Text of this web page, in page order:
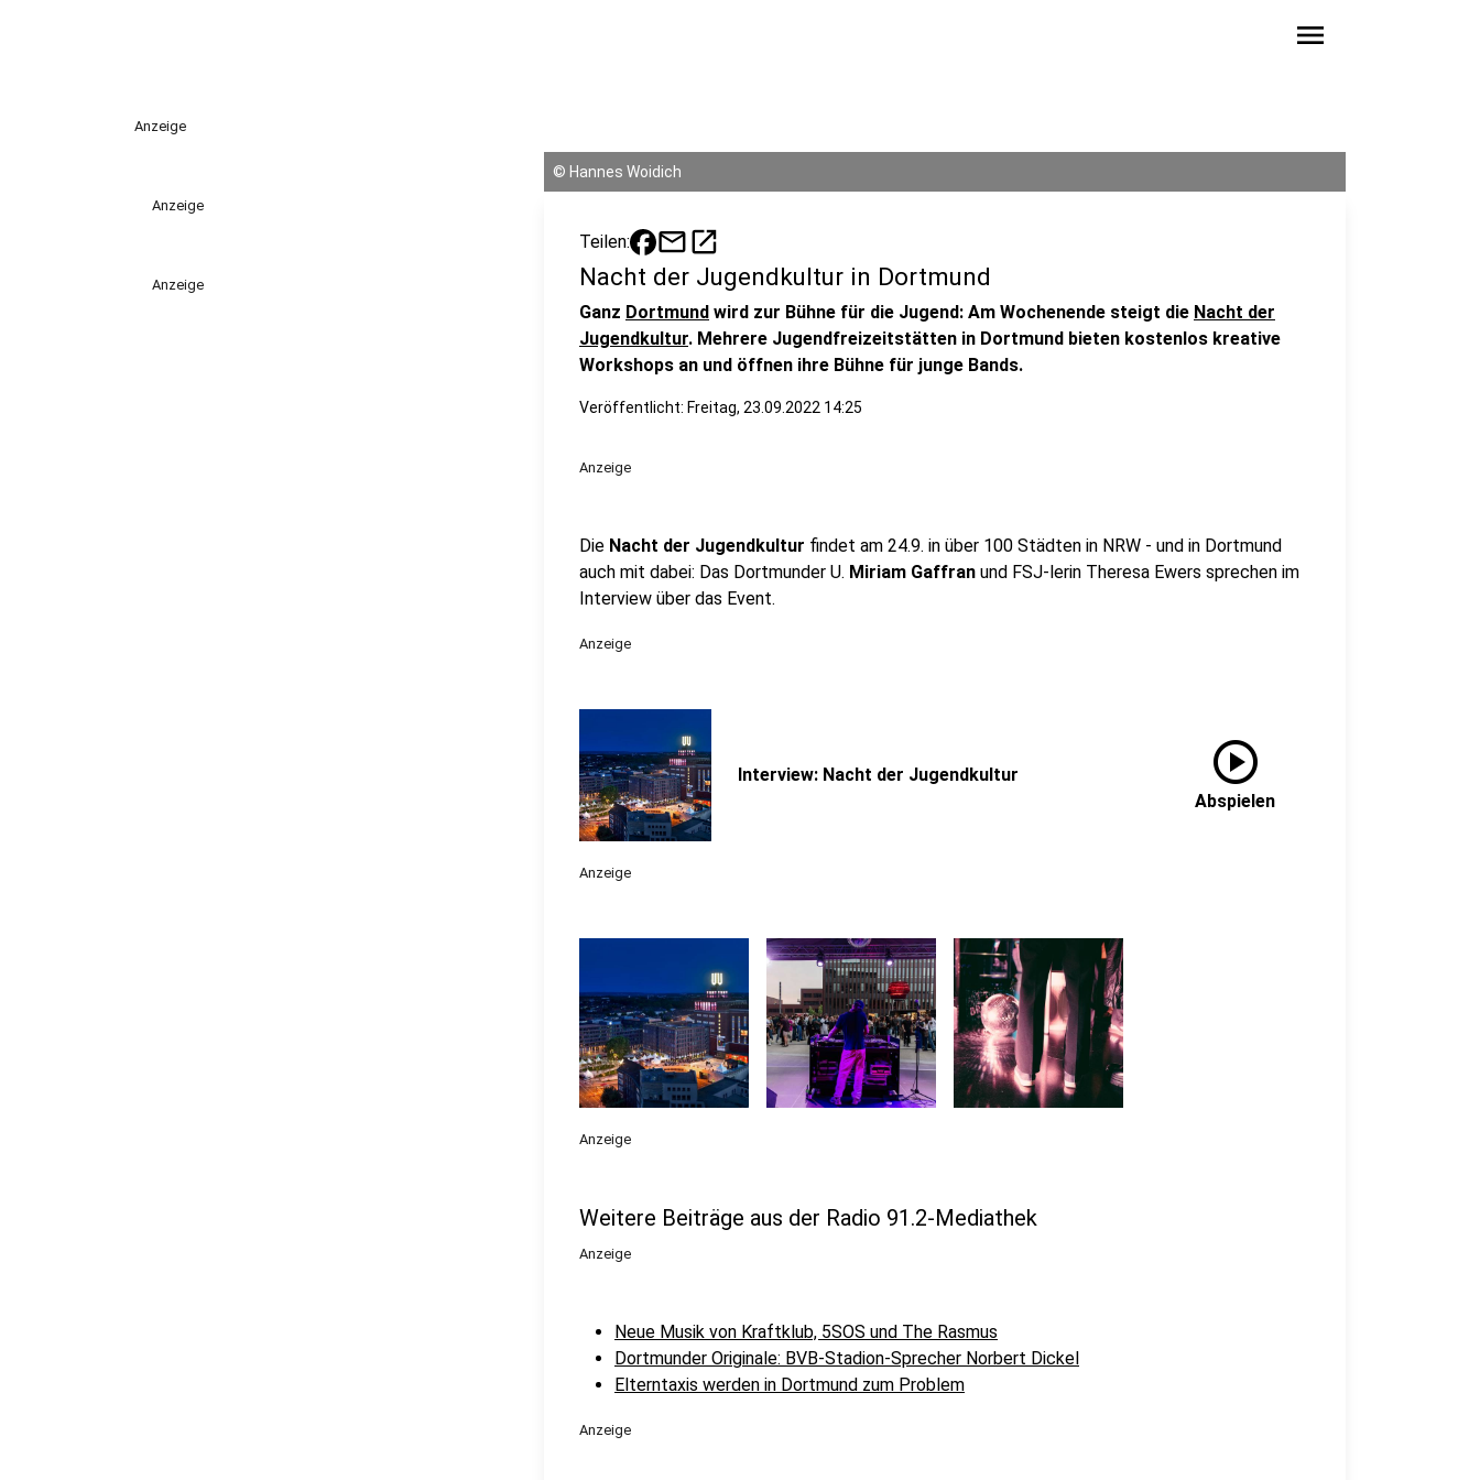
menu
Anzeige
Anzeige
Anzeige
© Hannes Woidich
Teilen: mailopen_in_new
Nacht der Jugendkultur in Dortmund
Ganz Dortmund wird zur Bühne für die Jugend: Am Wochenende steigt die Nacht der
Jugendkultur. Mehrere Jugendfreizeitstätten in Dortmund bieten kostenlos kreative
Workshops an und öffnen ihre Bühne für junge Bands.
Veröffentlicht: Freitag, 23.09.2022 14:25
Anzeige
Die Nacht der Jugendkultur findet am 24.9. in über 100 Städten in NRW - und in Dortmund
auch mit dabei: Das Dortmunder U. Miriam Gaffran und FSJ-lerin Theresa Ewers sprechen im
Interview über das Event.
Anzeige
Interview: Nacht der Jugendkultur play_circle
Abspielen
Anzeige
Anzeige
Weitere Beiträge aus der Radio 91.2-Mediathek
Anzeige
Neue Musik von Kraftklub, 5SOS und The Rasmus
Dortmunder Originale: BVB-Stadion-Sprecher Norbert Dickel
Elterntaxis werden in Dortmund zum Problem
Anzeige